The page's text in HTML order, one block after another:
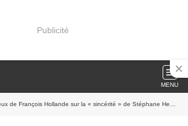
Publicité
MENU
François Hollande sur la « sincérité » de Stéphane Hessel (Politis)